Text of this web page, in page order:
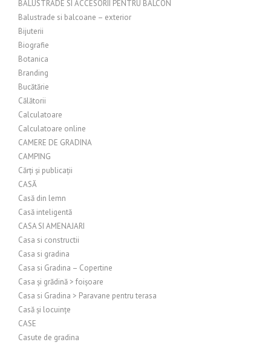
BALUSTRADE SI ACCESORII PENTRU BALCON
Balustrade si balcoane – exterior
Bijuterii
Biografie
Botanica
Branding
Bucătărie
Călătorii
Calculatoare
Calculatoare online
CAMERE DE GRADINA
CAMPING
Cărți și publicații
CASĂ
Casă din lemn
Casă inteligentă
CASA SI AMENAJARI
Casa si constructii
Casa si gradina
Casa si Gradina – Copertine
Casa și grădină > foișoare
Casa si Gradina > Paravane pentru terasa
Casă și locuințe
CASE
Casute de gradina